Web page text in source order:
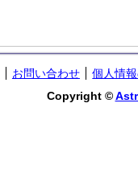
お問い合わせ
個人情
Copyright ©